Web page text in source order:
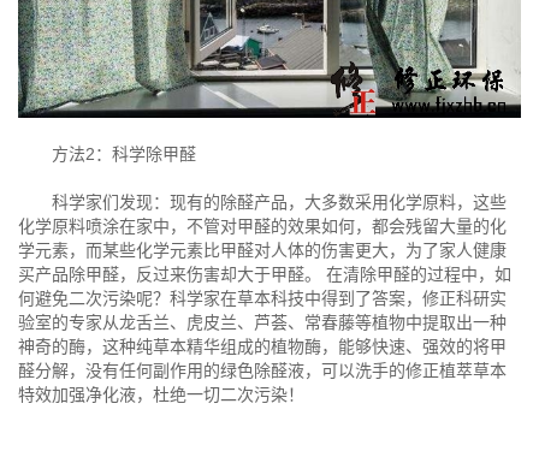
方法2：科学除甲醛
科学家们发现：现有的除醛产品，大多数采用化学原料，这些
化学原料喷涂在家中，不管对甲醛的效果如何，都会残留大量的化
学元素，而某些化学元素比甲醛对人体的伤害更大，为了家人健康
买产品除甲醛，反过来伤害却大于甲醛。 在清除甲醛的过程中，如
何避免二次污染呢？科学家在草本科技中得到了答案，修正科研实
验室的专家从龙舌兰、虎皮兰、芦荟、常春藤等植物中提取出一种
神奇的酶，这种纯草本精华组成的植物酶，能够快速、强效的将甲
醛分解，没有任何副作用的绿色除醛液，可以洗手的修正植萃草本
特效加强净化液，杜绝一切二次污染！